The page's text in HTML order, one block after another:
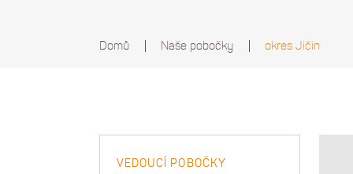
Domů Naše pobočky okres Jičín
VEDOUCÍ POBOČKY